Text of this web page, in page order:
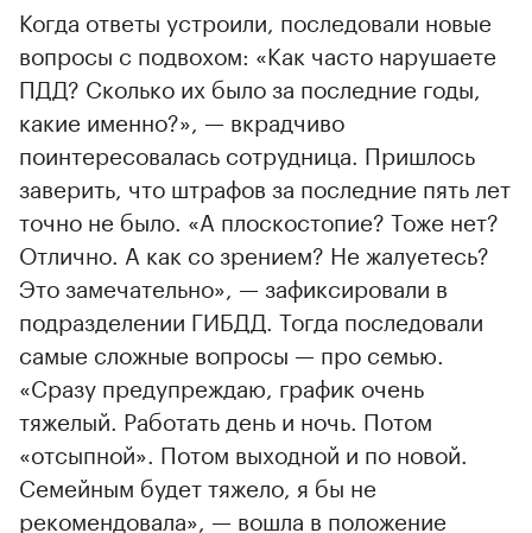
Когда ответы устроили, последовали новые
вопросы с подвохом: «Как часто нарушаете
ПДД? Сколько их было за последние годы,
какие именно?», — вкрадчиво
поинтересовалась сотрудница. Пришлось
заверить, что штрафов за последние пять лет
точно не было. «А плоскостопие? Тоже нет?
Отлично. А как со зрением? Не жалуетесь?
Это замечательно», — зафиксировали в
подразделении ГИБДД. Тогда последовали
самые сложные вопросы — про семью.
«Сразу предупреждаю, график очень
тяжелый. Работать день и ночь. Потом
«отсыпной». Потом выходной и по новой.
Семейным будет тяжело, я бы не
рекомендовала», — вошла в положение